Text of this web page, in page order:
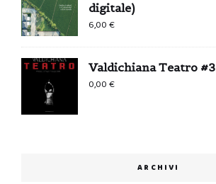
digitale)
6,00€
Valdichiana Teatro #3
0,00€
ARCHIVI